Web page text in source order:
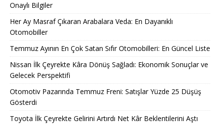
Onaylı Bilgiler
Her Ay Masraf Çıkaran Arabalara Veda: En Dayanıklı
Otomobiller
Temmuz Ayının En Çok Satan Sıfır Otomobilleri: En Güncel Liste
Nissan İlk Çeyrekte Kâra Dönüş Sağladı: Ekonomik Sonuçlar ve
Gelecek Perspektifi
Otomotiv Pazarında Temmuz Freni: Satışlar Yüzde 25 Düşüş
Gösterdi
Toyota İlk Çeyrekte Gelirini Artırdı Net Kâr Beklentilerini Aştı